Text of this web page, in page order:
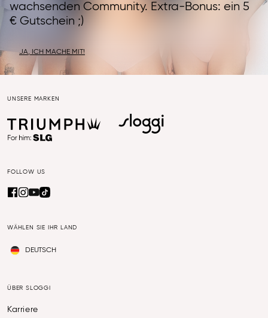
wachsenden Community. Extra-Bonus: ein 5
€ Gutschein ;)
JA, ICH MACHE MIT!
UNSERE MARKEN
FOLLOW US
WÄHLEN SIE IHR LAND
DEUTSCH
ÜBER SLOGGI
Karriere